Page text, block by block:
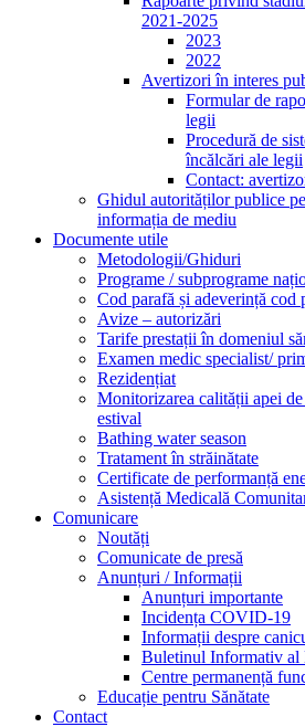
2021-2025
2023
2022
Avertizori în interes
Formular de
legii
Procedură de
încălcări ale legii
Contact:
Ghidul autorităților publice
informația de mediu
Documente utile
Metodologii/Ghiduri
Programe / subprograme
Cod parafă și adeverință cod
Avize – autorizări
Tarife prestații în domeniul
Examen medic specialist/
Rezidențiat
Monitorizarea calității apei
estival
Bathing water season
Tratament în străinătate
Certificate de performanță
Asistență Medicală
Comunicare
Noutăți
Comunicate de presă
Anunțuri / Informații
Anunțuri importante
Incidența COVID-19
Informații despre
Buletinul Informativ al
Centre permanență
Educație pentru Sănătate
Contact